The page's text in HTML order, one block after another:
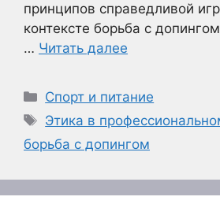
принципов справедливой
контексте борьба с
… Читать далее
Рубрики
Спорт и питание
Метки
Этика в
борьба с допингом